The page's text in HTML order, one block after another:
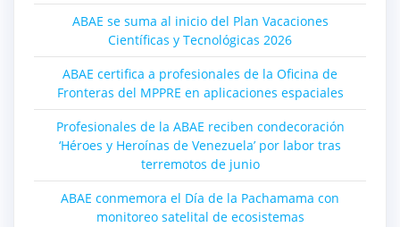
ABAE se suma al inicio del Plan Vacaciones
Científicas y Tecnológicas 2026
ABAE certifica a profesionales de la Oficina de
Fronteras del MPPRE en aplicaciones espaciales
Profesionales de la ABAE reciben condecoración
‘Héroes y Heroínas de Venezuela’ por labor tras
terremotos de junio
ABAE conmemora el Día de la Pachamama con
monitoreo satelital de ecosistemas